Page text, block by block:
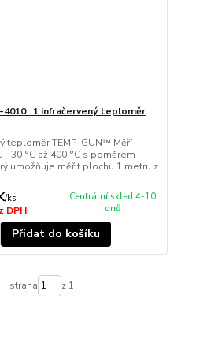
4010 : 1 infračervený teploměr
teploměr TEMP-GUN™ Měří
°C až 400 °C s poměrem
umožňuje měřit plochu 1 metru z
/ks
DPH
Centrální sklad 4-10
dnů
Přidat do košíku
strana z 1